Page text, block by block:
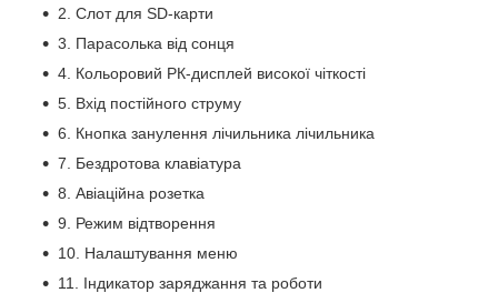
2. Слот для SD-карти
3. Парасолька від сонця
4. Кольоровий РК-дисплей високої чіткості
5. Вхід постійного струму
6. Кнопка занулення лічильника лічильника
7. Бездротова клавіатура
8. Авіаційна розетка
9. Режим відтворення
10. Налаштування меню
11. Індикатор заряджання та роботи